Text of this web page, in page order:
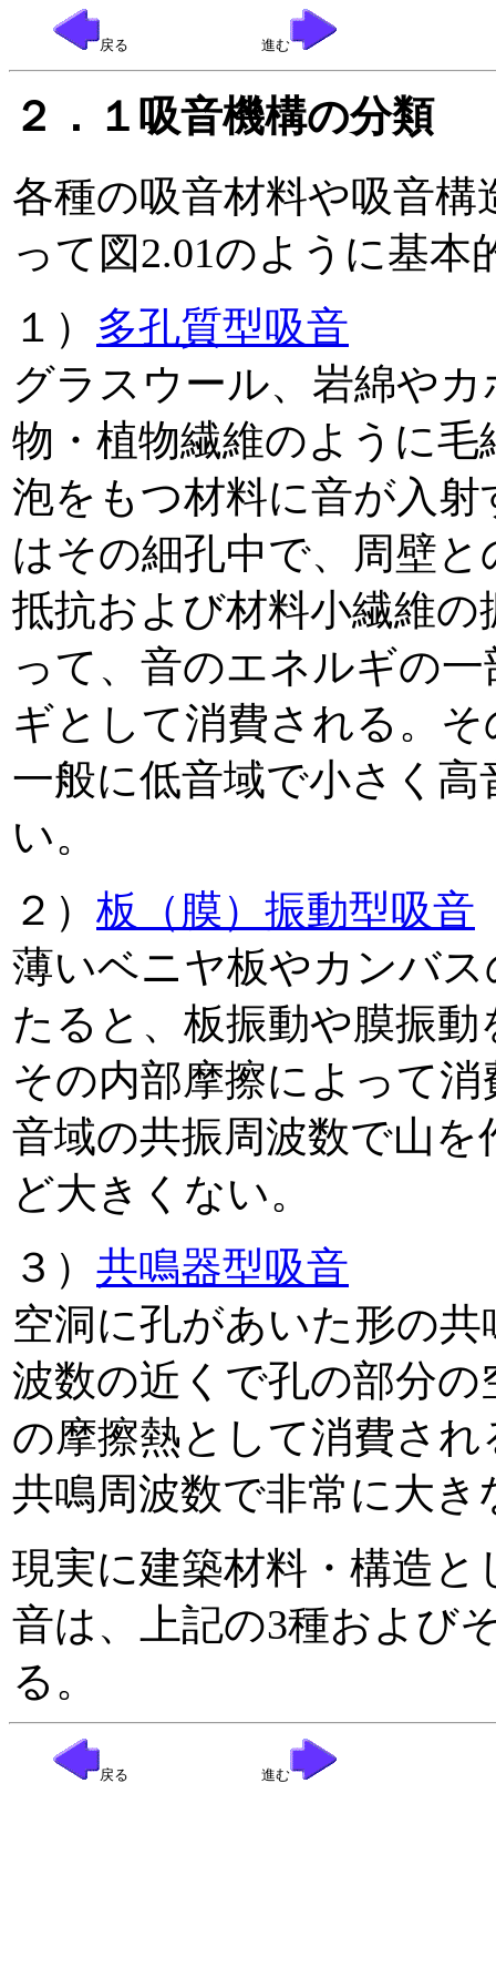
戻る               進む
２．１吸音機構の分類
各種の吸音材料や吸音
って図2.01のように基
１） 多孔質型吸音
グラスウール、岩綿や
物・植物繊維のように毛
泡をもつ材料に音が入射
はその細孔中で、周壁と
抵抗および材料小繊維の
って、音のエネルギの
ギとして消費される。
一般に低音域で小さく高
い。
２） 板（膜）振動型吸音
薄いベニヤ板やカンバ
たると、板振動や膜振
その内部摩擦によって
音域の共振周波数で山
ど大きくない。
３） 共鳴器型吸音
空洞に孔があいた形の
波数の近くで孔の部分
の摩擦熱として消費さ
共鳴周波数で非常に大き
現実に建築材料・構造
音は、上記の3種および
る。
戻る               進む